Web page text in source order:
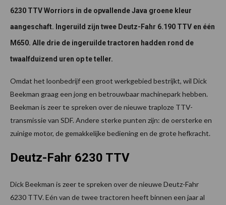
6230 TTV Worriors in de opvallende Java groene kleur
aangeschaft. Ingeruild zijn twee Deutz-Fahr 6.190 TTV en één
M650. Alle drie de ingeruilde tractoren hadden rond de
twaalfduizend uren op te teller.
Omdat het loonbedrijf een groot werkgebied bestrijkt, wil Dick
Beekman graag een jong en betrouwbaar machinepark hebben.
Beekman is zeer te spreken over de nieuwe traploze TTV-
transmissie van SDF. Andere sterke punten zijn: de oersterke en
zuinige motor, de gemakkelijke bediening en de grote hefkracht.
Deutz-Fahr 6230 TTV
Dick Beekman is zeer te spreken over de nieuwe Deutz-Fahr
6230 TTV. Eén van de twee tractoren heeft binnen een jaar al